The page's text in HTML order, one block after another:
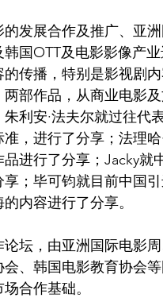
发展合作及推广、亚
国OTT及电影影像产
传播，特别是影视剧
部作品，从商业电影
利安·法夫尔就过往代
，进行了分享；法理
进行了分享；Jacky就
；毕可钧就目前中国
内容进行了分享。
坛，由亚洲国际电影
、韩国电影教育协会
合作基础。